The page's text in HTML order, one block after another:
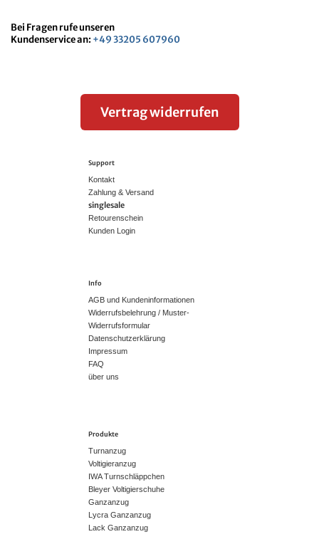
Bei Fragen rufe unseren
Kundenservice an: +49 33205 607960
Vertrag widerrufen
Support
Kontakt
Zahlung & Versand
singlesale
Retourenschein
Kunden Login
Info
AGB und Kundeninformationen
Widerrufsbelehrung / Muster-
Widerrufsformular
Datenschutzerklärung
Impressum
FAQ
über uns
Produkte
Turnanzug
Voltigieranzug
IWA Turnschläppchen
Bleyer Voltigierschuhe
Ganzanzug
Lycra Ganzanzug
Lack Ganzanzug